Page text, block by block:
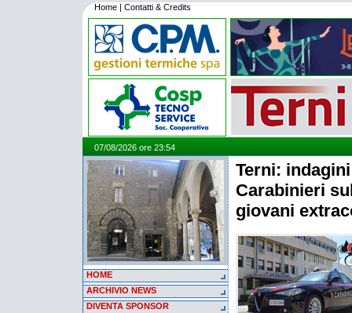
Home | Contatti & Credits
07/08/2026 ore 23:54
HOME
ARCHIVIO NEWS
DIVENTA SPONSOR
Terni:
Carabinieri
giovani